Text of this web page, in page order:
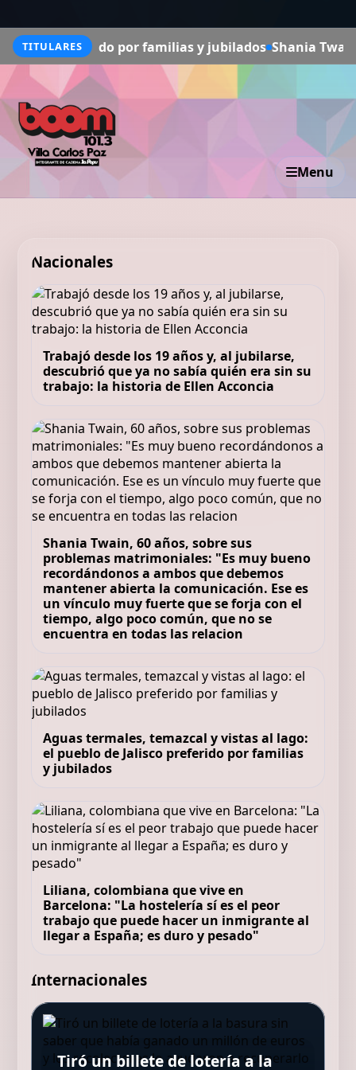
TITULARES
por familias y jubilados Shania Twain, 60 años,
Menu
Nacionales
Trabajó desde los 19 años y, al jubilarse,
descubrió que ya no sabía quién era sin su
trabajo: la historia de Ellen Acconcia
Shania Twain, 60 años, sobre sus
problemas matrimoniales: "Es muy bueno
recordándonos a ambos que debemos
mantener abierta la comunicación. Ese es
un vínculo muy fuerte que se forja con el
tiempo, algo poco común, que no se
encuentra en todas las relacion
Aguas termales, temazcal y vistas al lago:
el pueblo de Jalisco preferido por familias
y jubilados
Liliana, colombiana que vive en
Barcelona: "La hostelería sí es el peor
trabajo que puede hacer un inmigrante al
llegar a España; es duro y pesado"
Internacionales
Pep Guardiola, 55 años: “Mi
padre tiene 95 años y todavía
Tiró un billete de lotería a la